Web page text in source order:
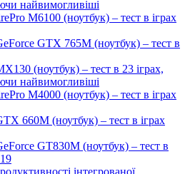
найвимогливіші
M6100 (ноутбук) – тест в іграх
GTX 765M (ноутбук) – тест в
(ноутбук) – тест в 23 іграх,
найвимогливіші
M4000 (ноутбук) – тест в іграх
660M (ноутбук) – тест в іграх
GT830M (ноутбук) – тест в
інтегрованої